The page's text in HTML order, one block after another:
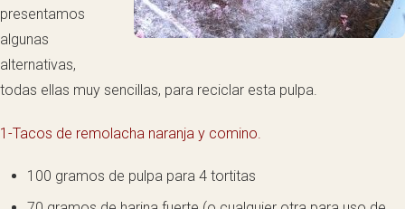
presentamos
algunas
alternativas,
todas ellas muy sencillas, para reciclar esta pulpa.
1-Tacos de remolacha naranja y comino.
100 gramos de pulpa para 4 tortitas